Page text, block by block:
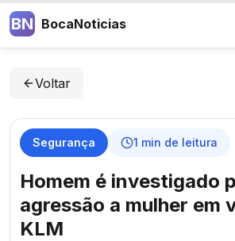
BN BocaNoticias
Voltar
Segurança 1 min de leitura
Homem é investigado
agressão a mulher em
KLM